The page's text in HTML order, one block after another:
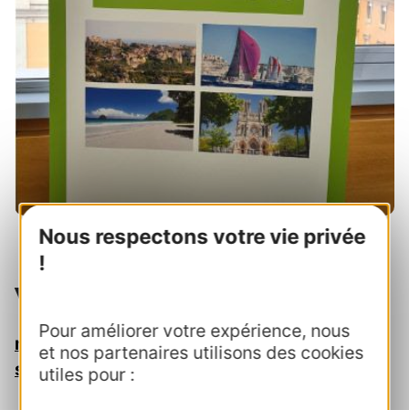
Nous respectons votre vie privée
!
Pour améliorer votre expérience, nous
et nos partenaires utilisons des cookies
utiles pour :
Vos contacts au CRTL
nicole.pradines@crtoccitanie.fr
sandra.dargent@crtoccitanie.fr